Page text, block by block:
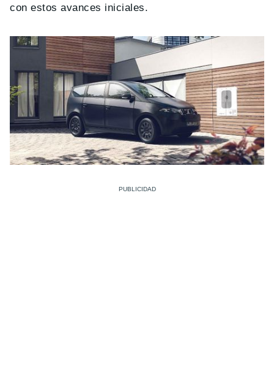
con estos avances iniciales.